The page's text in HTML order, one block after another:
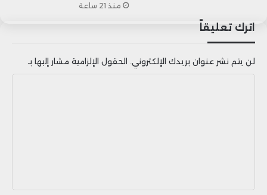
منذ 21 ساعة
اترك تعليقاً
لن يتم نشر عنوان بريدك الإلكتروني. الحقول الإلزامية مشار إليها بـ
ق